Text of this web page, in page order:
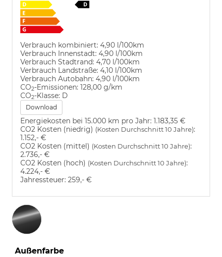
Verbrauch kombiniert: 4,90 l/100km
Verbrauch Innenstadt: 4,90 l/100km
Verbrauch Stadtrand: 4,70 l/100km
Verbrauch Landstraße: 4,10 l/100km
Verbrauch Autobahn: 4,90 l/100km
CO2-Emissionen: 128,00 g/km
CO2-Klasse: D
Download
Energiekosten bei 15.000 km pro Jahr: 1.183,35 €
CO2 Kosten (niedrig) (Kosten Durchschnitt 10 Jahre):
1.152,- €
CO2 Kosten (mittel) (Kosten Durchschnitt 10 Jahre):
2.736,- €
CO2 Kosten (hoch) (Kosten Durchschnitt 10 Jahre):
4.224,- €
Jahressteuer: 259,- €
Außenfarbe